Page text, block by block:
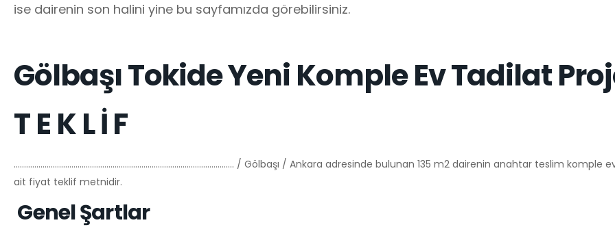
ise dairenin son halini yine bu sayfamızda görebilirsiniz.
Gölbaşı Tokide Yeni Komple Ev Tadilat
T E K L İ F
…………………………………………………………………………………………….. / Gölbaşı / Ankara adresinde bulunan 135 m2 dairenin anahtar teslim komple
ait fiyat teklif metnidir.
Genel Şartlar